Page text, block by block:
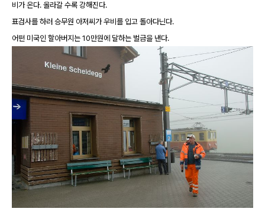
비가 온다. 올라갈 수록 강해진다.
표검사를 하러 승무원 아저씨가 우비를 입고 돌아다닌다.
어떤 미국인 할아버지는 10만원에 달하는 벌금을 낸다.